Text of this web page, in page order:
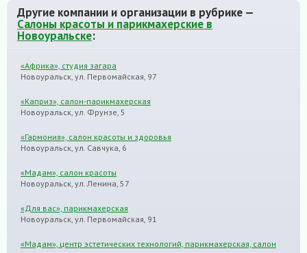
Другие компании и организации в рубрике —
Салоны красоты и парикмахерские в
Новоуральске:
«Африка», студия загара
Новоуральск, ул. Первомайская, 97
«Каприз», салон-парикмахерская
Новоуральск, ул. Фрунзе, 5
«Гармония», салон красоты и здоровья
Новоуральск, ул. Савчука, 6
«Мадам», салон красоты
Новоуральск, ул. Ленина, 57
«Для вас», парикмахерская
Новоуральск, ул. Первомайская, 91
«Мадам», центр эстетических технологий, парикмахерская, салон